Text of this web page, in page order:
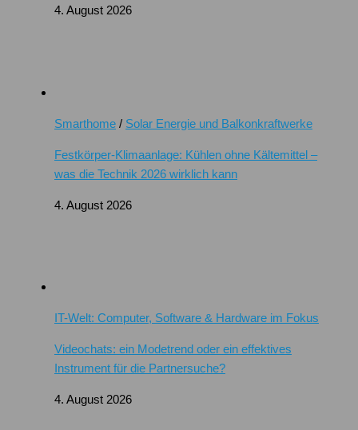
4. August 2026
Smarthome / Solar Energie und Balkonkraftwerke
Festkörper-Klimaanlage: Kühlen ohne Kältemittel –
was die Technik 2026 wirklich kann
4. August 2026
IT-Welt: Computer, Software & Hardware im Fokus
Videochats: ein Modetrend oder ein effektives
Instrument für die Partnersuche?
4. August 2026